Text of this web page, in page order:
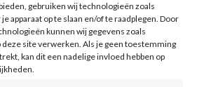
gebruiken wij technologieën zoals
apparaat op te slaan en/of te raadplegen. Door
kunnen wij gegevens zoals
deze site verwerken. Als je geen toestemming
kan dit een nadelige invloed hebben op
de Wulks nieuwsbrief